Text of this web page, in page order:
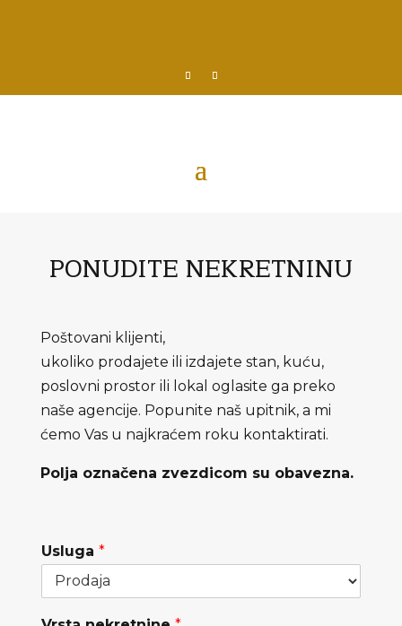
PONUDITENEKRETNINU
Poštovani klijenti,
ukoliko prodajete ili izdajete stan, kuću,
poslovni prostor ili lokal oglasite ga preko
naše agencije. Popunite naš upitnik, a mi
ćemo Vas u najkraćem roku kontaktirati.
Polja označena zvezdicom su obavezna.
Usluga *